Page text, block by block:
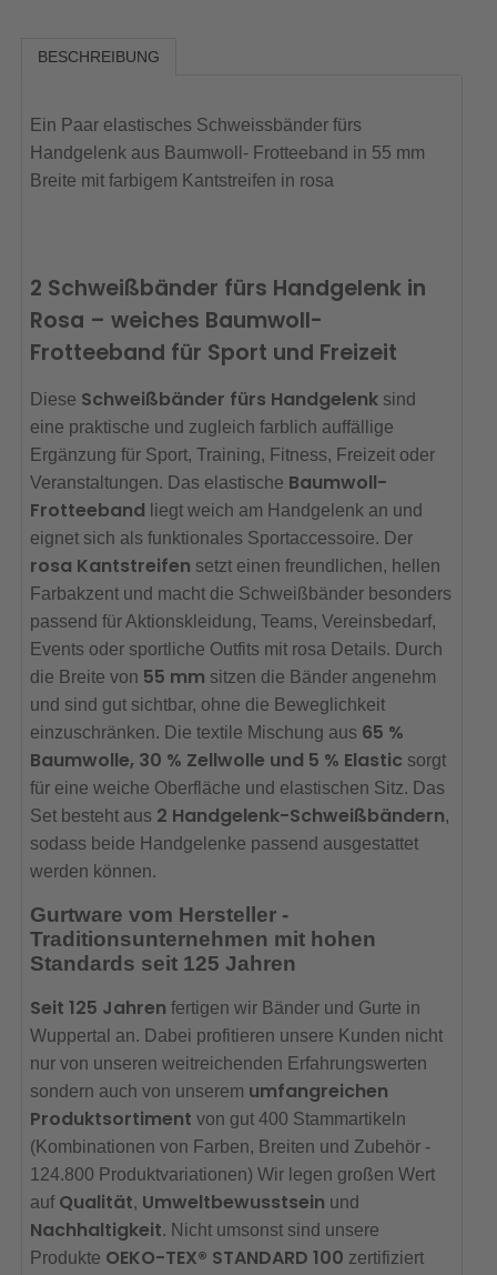
BESCHREIBUNG
Ein Paar elastisches Schweissbänder fürs
Handgelenk aus Baumwoll- Frotteeband in 55 mm
Breite mit farbigem Kantstreifen in rosa
2 Schweißbänder fürs Handgelenk in
Rosa – weiches Baumwoll-
Frotteeband für Sport und Freizeit
Diese Schweißbänder fürs Handgelenk sind
eine praktische und zugleich farblich auffällige
Ergänzung für Sport, Training, Fitness, Freizeit oder
Veranstaltungen. Das elastische Baumwoll-
Frotteeband liegt weich am Handgelenk an und
eignet sich als funktionales Sportaccessoire. Der
rosa Kantstreifen setzt einen freundlichen, hellen
Farbakzent und macht die Schweißbänder besonders
passend für Aktionskleidung, Teams, Vereinsbedarf,
Events oder sportliche Outfits mit rosa Details. Durch
die Breite von 55 mm sitzen die Bänder angenehm
und sind gut sichtbar, ohne die Beweglichkeit
einzuschränken. Die textile Mischung aus 65 %
Baumwolle, 30 % Zellwolle und 5 % Elastic sorgt
für eine weiche Oberfläche und elastischen Sitz. Das
Set besteht aus 2 Handgelenk-Schweißbändern,
sodass beide Handgelenke passend ausgestattet
werden können.
Gurtware vom Hersteller -
Traditionsunternehmen mit hohen
Standards seit 125 Jahren
Seit 125 Jahren fertigen wir Bänder und Gurte in
Wuppertal an. Dabei profitieren unsere Kunden nicht
nur von unseren weitreichenden Erfahrungswerten
sondern auch von unserem umfangreichen
Produktsortiment von gut 400 Stammartikeln
(Kombinationen von Farben, Breiten und Zubehör -
124.800 Produktvariationen) Wir legen großen Wert
auf Qualität, Umweltbewusstsein und
Nachhaltigkeit. Nicht umsonst sind unsere
Produkte OEKO-TEX® STANDARD 100 zertifiziert